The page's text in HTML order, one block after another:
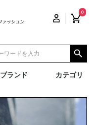
0
ブランド カテゴリ